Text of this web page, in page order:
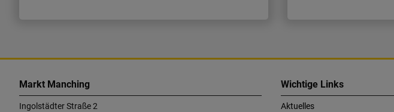
Markt Manching
Ingolstädter Straße 2
Wichtige Links
Aktuelles